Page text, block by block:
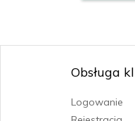
Obsługa
Logowanie